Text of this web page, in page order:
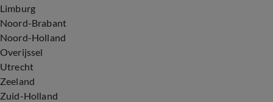
Limburg
Noord-Brabant
Noord-Holland
Overijssel
Utrecht
Zeeland
Zuid-Holland